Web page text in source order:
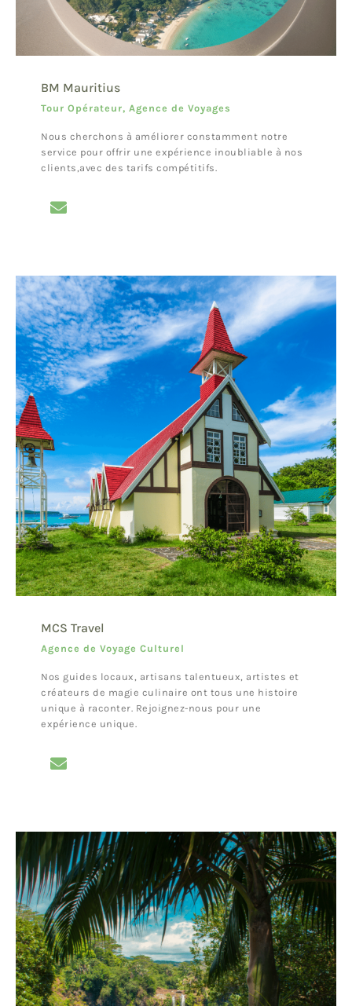
BM Mauritius
Tour Opérateur, Agence de Voyages
Nous cherchons à améliorer constamment notre
service pour offrir une expérience inoubliable à nos
clients,avec des tarifs compétitifs.
MCS Travel
Agence de Voyage Culturel
Nos guides locaux, artisans talentueux, artistes et
créateurs de magie culinaire ont tous une histoire
unique à raconter. Rejoignez-nous pour une
expérience unique.